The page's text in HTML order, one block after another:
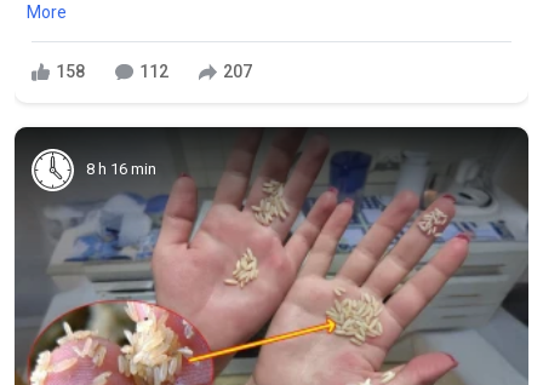
More
158 112 207
8 h 16 min